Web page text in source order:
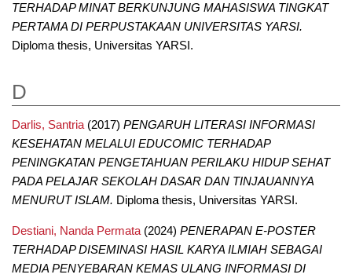
TERHADAP MINAT BERKUNJUNG MAHASISWA TINGKAT
PERTAMA DI PERPUSTAKAAN UNIVERSITAS YARSI.
Diploma thesis, Universitas YARSI.
D
Darlis, Santria(2017) PENGARUH LITERASI INFORMASI
KESEHATAN MELALUI EDUCOMIC TERHADAP
PENINGKATAN PENGETAHUAN PERILAKU HIDUP SEHAT
PADA PELAJAR SEKOLAH DASAR DAN TINJAUANNYA
MENURUT ISLAM. Diploma thesis, Universitas YARSI.
Destiani, Nanda Permata(2024) PENERAPAN E-POSTER
TERHADAP DISEMINASI HASIL KARYA ILMIAH SEBAGAI
MEDIA PENYEBARAN KEMAS ULANG INFORMASI DI